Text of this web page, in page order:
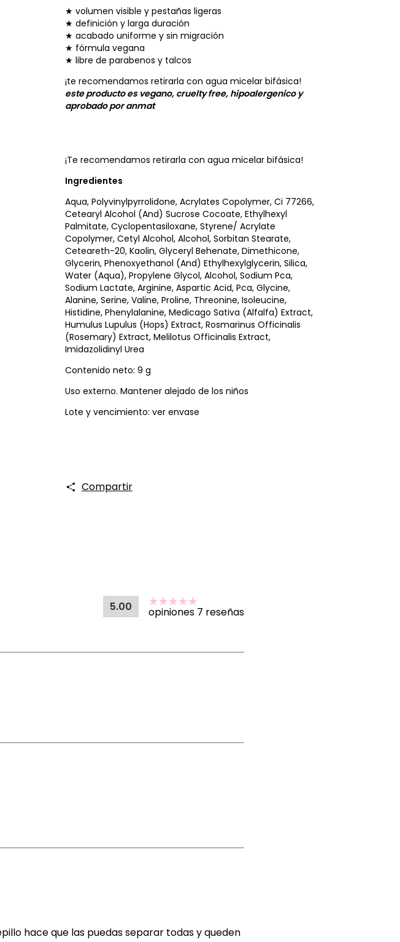
★ volumen visible y pestañas ligeras
★ definición y larga duración
★ acabado uniforme y sin migración
★ fórmula vegana
★ libre de parabenos y talcos
¡te recomendamos retirarla con agua micelar bifásica!
este producto es vegano, cruelty free, hipoalergenico y
aprobado por anmat
¡Te recomendamos retirarla con agua micelar bifásica!
Ingredientes
Aqua, Polyvinylpyrrolidone, Acrylates Copolymer, Ci 77266,
Cetearyl Alcohol (And) Sucrose Cocoate, Ethylhexyl
Palmitate, Cyclopentasiloxane, Styrene/ Acrylate
Copolymer, Cetyl Alcohol, Alcohol, Sorbitan Stearate,
Ceteareth-20, Kaolin, Glyceryl Behenate, Dimethicone,
Glycerin, Phenoxyethanol (And) Ethylhexylglycerin, Silica,
Water (Aqua), Propylene Glycol, Alcohol, Sodium Pca,
Sodium Lactate, Arginine, Aspartic Acid, Pca, Glycine,
Alanine, Serine, Valine, Proline, Threonine, Isoleucine,
Histidine, Phenylalanine, Medicago Sativa (Alfalfa) Extract,
Humulus Lupulus (Hops) Extract, Rosmarinus Officinalis
(Rosemary) Extract, Melilotus Officinalis Extract,
Imidazolidinyl Urea
Contenido neto: 9 g
Uso externo. Mantener alejado de los niños
Lote y vencimiento: ver envase
Compartir
5.00 opiniones 7 reseñas
hace que las puedas separar todas y queden